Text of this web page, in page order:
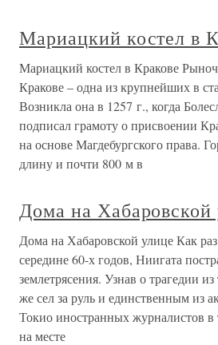
Мариацкий костел в
Мариацкий костел в Кракове
Кракове – одна из крупнейших в
Возникла она в 1257 г., когда
подписал грамоту о присвоении
на основе Магдебургского права.
длину и почти 800 м в
Дома на Хабаровской
Дома на Хабаровской улице Как
середине 60-х годов, Ниигата
землетрясения. Узнав о трагедии
же сел за руль и единственным из
Токио иностранных журналистов в
на месте